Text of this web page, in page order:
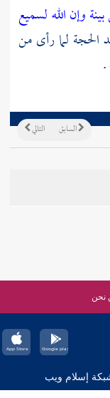
وإن الله لسميع
الحجة لما رأى من
.
التالي السابق
نحن